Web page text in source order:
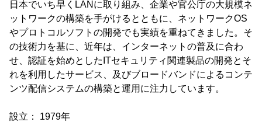
日本でいち早くLANに取り組み、企業や官公庁の大規模ネ
ットワークの構築を手がけるとともに、ネットワークOS
やプロトコルソフトの開発でも実績を重ねてきました。そ
の技術力を基に、近年は、インターネットの普及に合わ
せ、認証を始めとしたITセキュリティ関連製品の開発とそ
れを利用したサービス、及びブロードバンドによるコンテ
ンツ配信システムの構築と運用に注力しています。
設立： 1979年